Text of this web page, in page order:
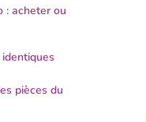
: acheter ou
pièces du